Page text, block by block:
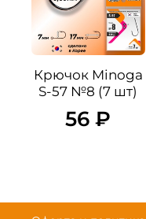
Крючок Minoga
S-57 №8 (7 шт)
56 ₽